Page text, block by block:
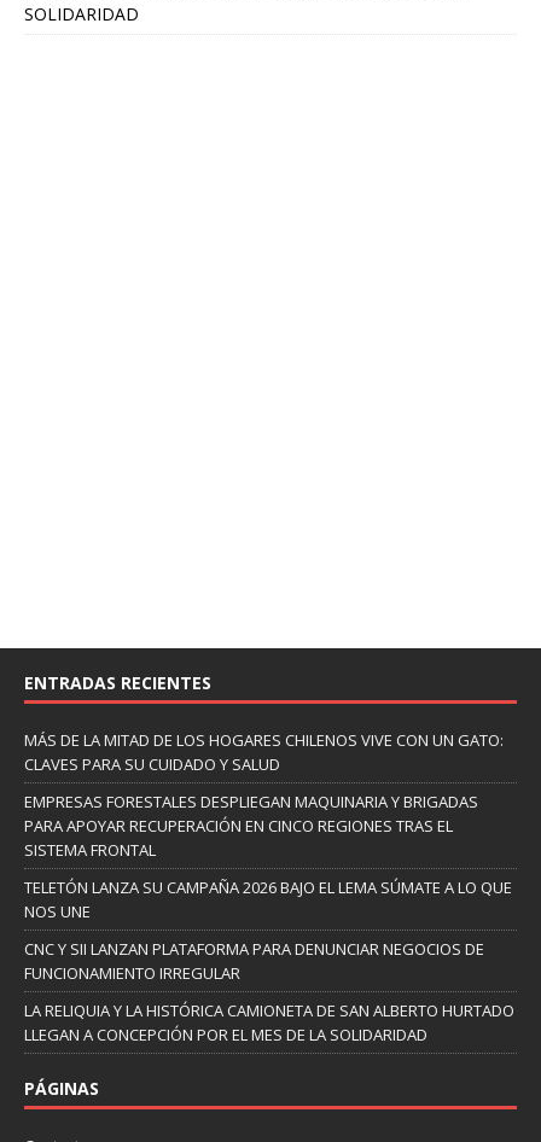
SOLIDARIDAD
ENTRADAS RECIENTES
MÁS DE LA MITAD DE LOS HOGARES CHILENOS VIVE CON UN GATO:
CLAVES PARA SU CUIDADO Y SALUD
EMPRESAS FORESTALES DESPLIEGAN MAQUINARIA Y BRIGADAS
PARA APOYAR RECUPERACIÓN EN CINCO REGIONES TRAS EL
SISTEMA FRONTAL
TELETÓN LANZA SU CAMPAÑA 2026 BAJO EL LEMA SÚMATE A LO QUE
NOS UNE
CNC Y SII LANZAN PLATAFORMA PARA DENUNCIAR NEGOCIOS DE
FUNCIONAMIENTO IRREGULAR
LA RELIQUIA Y LA HISTÓRICA CAMIONETA DE SAN ALBERTO HURTADO
LLEGAN A CONCEPCIÓN POR EL MES DE LA SOLIDARIDAD
PÁGINAS